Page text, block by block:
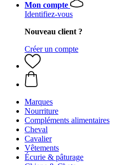
Mon compte
Identifiez-vous
Nouveau client ?
Créer un compte
Marques
Nourriture
Compléments alimentaires
Cheval
Cavalier
Vêtements
Écurie & pâturage